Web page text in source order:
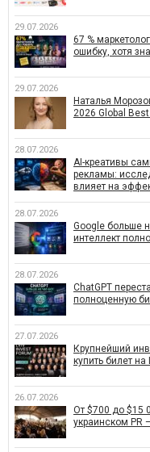
29.07.2026
67 %
ошибку, хотя
29.07.2026
Наталья
2026 Global
28.07.2026
AI-креативы
рекламы:
влияет на
28.07.2026
Google больше
интеллект
28.07.2026
ChatGPT
полноценную
27.07.2026
Крупнейший
купить билет
26.07.2026
От $700 до $15
украинском PR